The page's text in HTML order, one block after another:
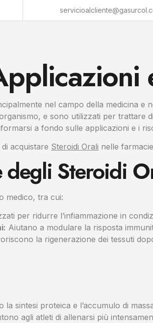
nel campo della medicina e
e sono utilizzati per trattare
a fondo sulle applicazioni e i
acquistare Steroidi Orali nelle
Steroidi
medico, tra cui:
per ridurre l’infiammazione in
Aiutano a modulare la risposta
la rigenerazione dei tessuti
la sintesi proteica e l’accumulo di
agli atleti di allenarsi più